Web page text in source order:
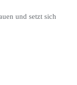
und setzt sich